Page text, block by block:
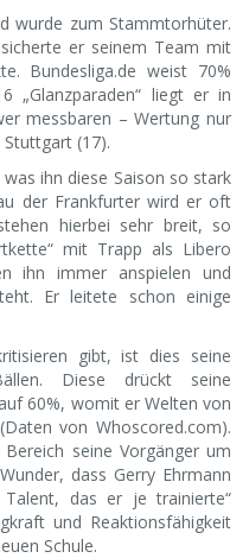
wurde zum Stammtorhüter.
er seinem Team mit
Bundesliga.de weist 70%
„Glanzparaden“ liegt er in
messbaren – Wertung nur
(17).
ihn diese Saison so stark
der Frankfurter wird er oft
hierbei sehr breit, so
mit Trapp als Libero
ihn immer anspielen und
Er leitete schon einige
gibt, ist dies seine
Diese drückt seine
60%, womit er Welten von
von Whoscored.com).
seine Vorgänger um
dass Gerry Ehrmann
das er je trainierte“
und Reaktionsfähigkeit
Schule.